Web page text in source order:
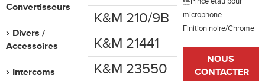
LOCATION
OCCASION
Convertisseurs
Divers /
Accessoires
Intercoms
K&M 210/9B
K&M 21441
K&M 23550
microphone
Finition noire/Chrome
NOUS
CONTACTER